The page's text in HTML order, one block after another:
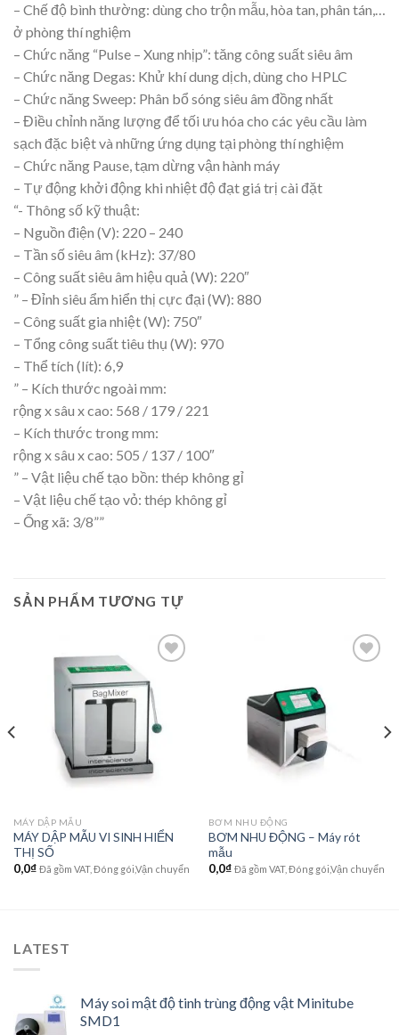
– Chế độ bình thường: dùng cho trộn mẫu, hòa tan, phân tán,…
ở phòng thí nghiệm
– Chức năng “Pulse – Xung nhịp”: tăng công suất siêu âm
– Chức năng Degas: Khử khí dung dịch, dùng cho HPLC
– Chức năng Sweep: Phân bổ sóng siêu âm đồng nhất
– Điều chỉnh năng lượng để tối ưu hóa cho các yêu cầu làm
sạch đặc biệt và những ứng dụng tại phòng thí nghiệm
– Chức năng Pause, tạm dừng vận hành máy
– Tự động khởi động khi nhiệt độ đạt giá trị cài đặt
“- Thông số kỹ thuật:
– Nguồn điện (V): 220 – 240
– Tần số siêu âm (kHz): 37/80
– Công suất siêu âm hiệu quả (W): 220″
” – Đỉnh siêu ẩm hiển thị cực đại (W): 880
– Công suất gia nhiệt (W): 750″
– Tổng công suất tiêu thụ (W): 970
– Thể tích (lít): 6,9
” – Kích thước ngoài mm:
rộng x sâu x cao: 568 / 179 / 221
– Kích thước trong mm:
rộng x sâu x cao: 505 / 137 / 100″
” – Vật liệu chế tạo bồn: thép không gỉ
– Vật liệu chế tạo vỏ: thép không gỉ
– Ống xã: 3/8””
SẢN PHẨM TƯƠNG TỰ
Add to
wishlist
MÁY DẬP MẪU
MÁY DẬP MẪU VI SINH HIỂN
THỊ SỐ
0,0₫ Đã gồm VAT, Đóng gói,Vận chuyển
BƠM NHU ĐỘNG
BƠM NHU ĐỘNG – Máy rót
mẫu
0,0₫ Đã gồm VAT, Đóng gói,Vận chuyển
LATEST
Máy soi mật độ tinh trùng động vật Minitube
SMD1